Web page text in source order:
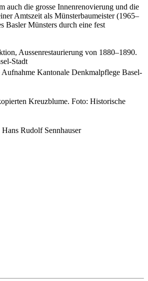
auch die grosse Innenrenovierung und die
Amtszeit als Münsterbaumeister (1965–
Basler Münsters durch eine fest
Aussenrestaurierung von 1880–1890.
Stadt
Kantonale Denkmalpflege Basel-
Kreuzblume. Foto: Historische
Rudolf Sennhauser